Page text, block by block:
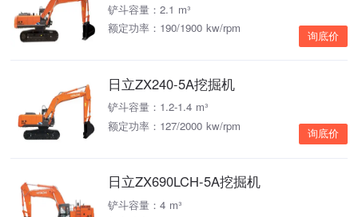
铲斗容量：2.1 m³
额定功率：190/1900 kw/rpm
询底价
日立ZX240-5A挖掘机
铲斗容量：1.2-1.4 m³
额定功率：127/2000 kw/rpm
询底价
日立ZX690LCH-5A挖掘机
铲斗容量：4 m³